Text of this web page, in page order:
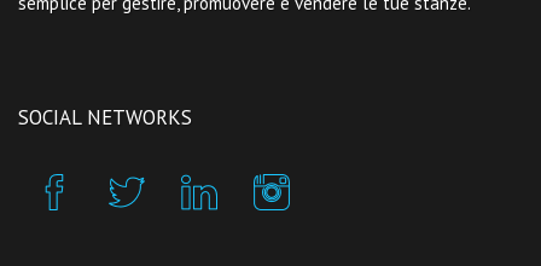
SOCIAL NETWORKS